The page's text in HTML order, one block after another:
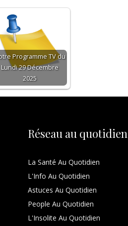
Programme TV du
Lundi 29 Décembre
2025
Réseau au quotidien
La Santé Au Quotidien
L'Info Au Quotidien
Astuces Au Quotidien
People Au Quotidien
L'Insolite Au Quotidien